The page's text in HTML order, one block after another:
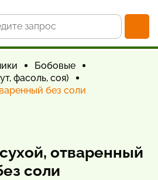
Бобовые
фасоль, соя)
без соли
отваренный
соли